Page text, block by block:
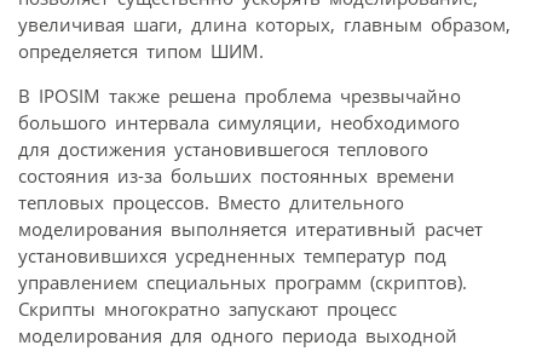
увеличивая шаги, длина которых, главным образом,
определяется типом ШИМ.
В IPOSIM также решена проблема чрезвычайно
большого интервала симуляции, необходимого
для достижения установившегося теплового
состояния из-за больших постоянных времени
тепловых процессов. Вместо длительного
моделирования выполняется итеративный расчет
установившихся усредненных температур под
управлением специальных программ (скриптов).
Скрипты многократно запускают процесс
моделирования для одного периода выходной